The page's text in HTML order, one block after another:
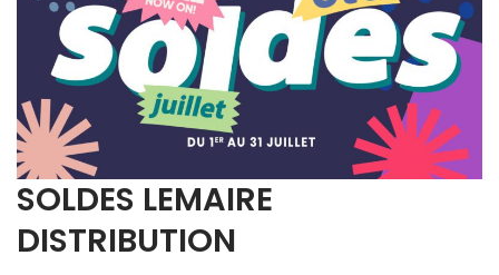
SOLDES LEMAIRE
DISTRIBUTION